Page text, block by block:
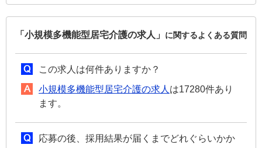
「小規模多機能型居宅介護の求人」 に関するよくある質問
この求人は何件ありますか？
小規模多機能型居宅介護の求人 は17280件あり
ます。
応募の後、採用結果が届くまでどれぐらいかか